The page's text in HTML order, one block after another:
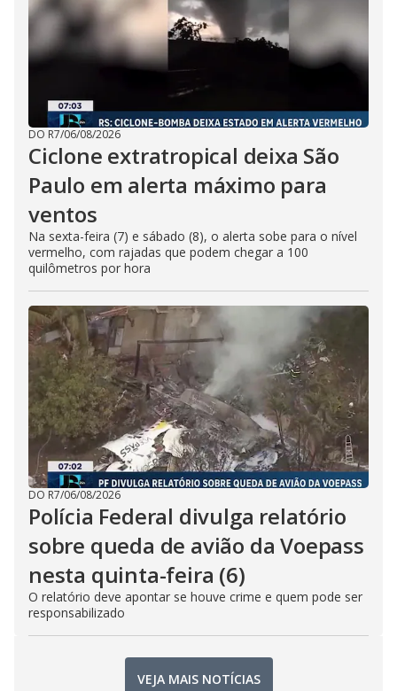
DO R7/06/08/2026
Ciclone extratropical deixa São
Paulo em alerta máximo para
ventos
Na sexta-feira (7) e sábado (8), o alerta sobe para o nível
vermelho, com rajadas que podem chegar a 100
quilômetros por hora
DO R7/06/08/2026
Polícia Federal divulga relatório
sobre queda de avião da Voepass
nesta quinta-feira (6)
O relatório deve apontar se houve crime e quem pode ser
responsabilizado
VEJA MAIS NOTÍCIAS